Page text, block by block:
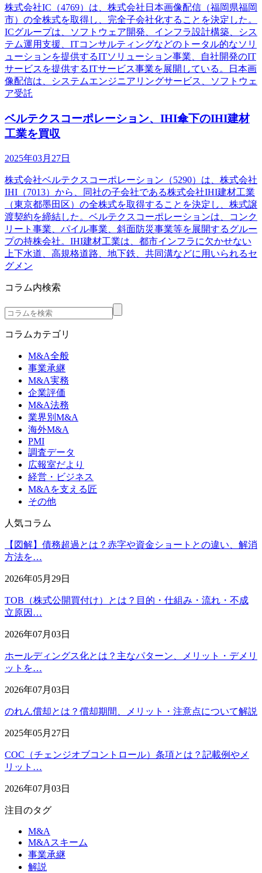
株式会社IC（4769）は、株式会社日本画像配信（福岡県福岡
市）の全株式を取得し、完全子会社化することを決定した。
ICグループは、ソフトウェア開発、インフラ設計構築、シス
テム運用支援、ITコンサルティングなどのトータル的なソリ
ューションを提供するITソリューション事業、自社開発のIT
サービスを提供するITサービス事業を展開している。日本画
像配信は、システムエンジニアリングサービス、ソフトウェ
ア受託
ベルテクスコーポレーション、IHI傘下のIHI建材
工業を買収
2025年03月27日
株式会社ベルテクスコーポレーション（5290）は、株式会社
IHI（7013）から、同社の子会社である株式会社IHI建材工業
（東京都墨田区）の全株式を取得することを決定し、株式譲
渡契約を締結した。ベルテクスコーポレーションは、コンク
リート事業、パイル事業、斜面防災事業等を展開するグルー
プの持株会社。IHI建材工業は、都市インフラに欠かせない
上下水道、高規格道路、地下鉄、共同溝などに用いられるセ
グメン
コラム内検索
コラムカテゴリ
M&A全般
事業承継
M&A実務
企業評価
M&A法務
業界別M&A
海外M&A
PMI
調査データ
広報室だより
経営・ビジネス
M&Aを支える匠
その他
人気コラム
【図解】債務超過とは？赤字や資金ショートとの違い、解消
方法を…
2026年05月29日
TOB（株式公開買付け）とは？目的・仕組み・流れ・不成
立原因…
2026年07月03日
ホールディングス化とは？主なパターン、メリット・デメリ
ットを…
2026年07月03日
のれん償却とは？償却期間、メリット・注意点について解説
2025年05月27日
COC（チェンジオブコントロール）条項とは？記載例やメ
リット…
2026年07月03日
注目のタグ
M&A
M&Aスキーム
事業承継
解説